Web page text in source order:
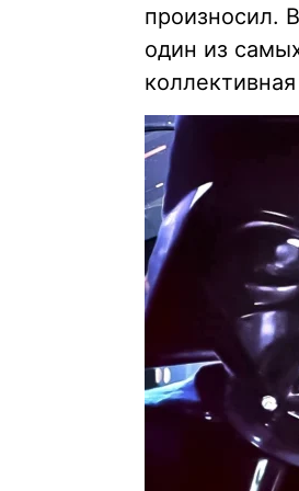
произносил.
один из